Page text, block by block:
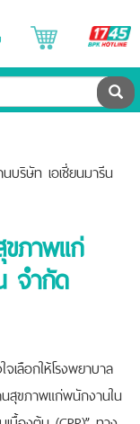
ค้น
บริษัท เอเชี่ยนมารีน
ขภาพแก่
จำกัด
ลือกให้โรงพยาบาล
นสุขภาพแก่พนักงานใน